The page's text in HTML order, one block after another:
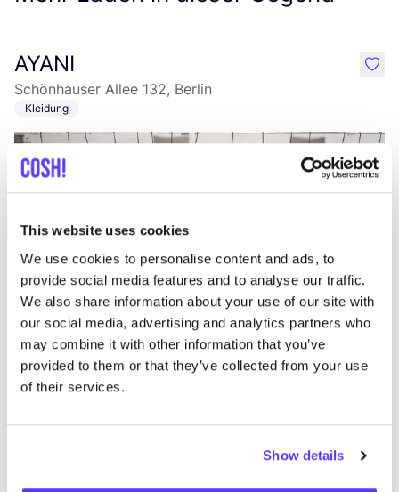
This website uses cookies
We use cookies to personalise content and ads, to
provide social media features and to analyse our traffic.
We also share information about your use of our site with
our social media, advertising and analytics partners who
may combine it with other information that you’ve
provided to them or that they’ve collected from your use
of their services.
Show details
AYANI
Schönhauser Allee 132, Berlin
Kleidung
Zur Route hinzufügen Besuche Webshop
like
Merz b. Schwanen